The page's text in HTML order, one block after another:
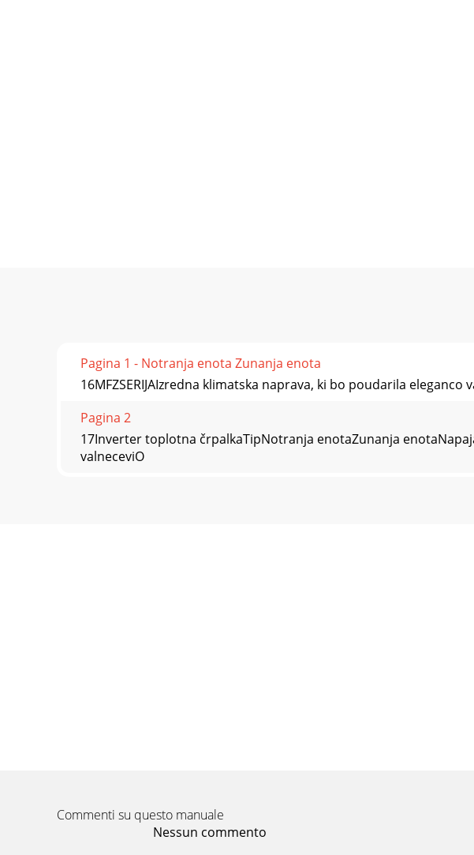
Pagina 1 - Notranja enota Zunanja enota
16MFZSERIJAIzredna klimatska naprava, ki bo poudarila
Pagina 2
17Inverter toplotna črpalkaTipNotranja enotaZunanja
valneceviO
Commenti su questo manuale
Nessun commento